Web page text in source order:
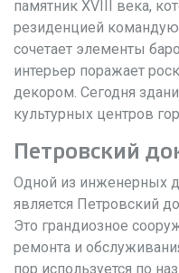
памятник XVIII века,
резиденцией
сочетает элементы
интерьер поражает
декором. Сегодня
культурных центров
Петровский
Одной из инженерных
является Петровский
Это грандиозное
ремонта и
пор используется по